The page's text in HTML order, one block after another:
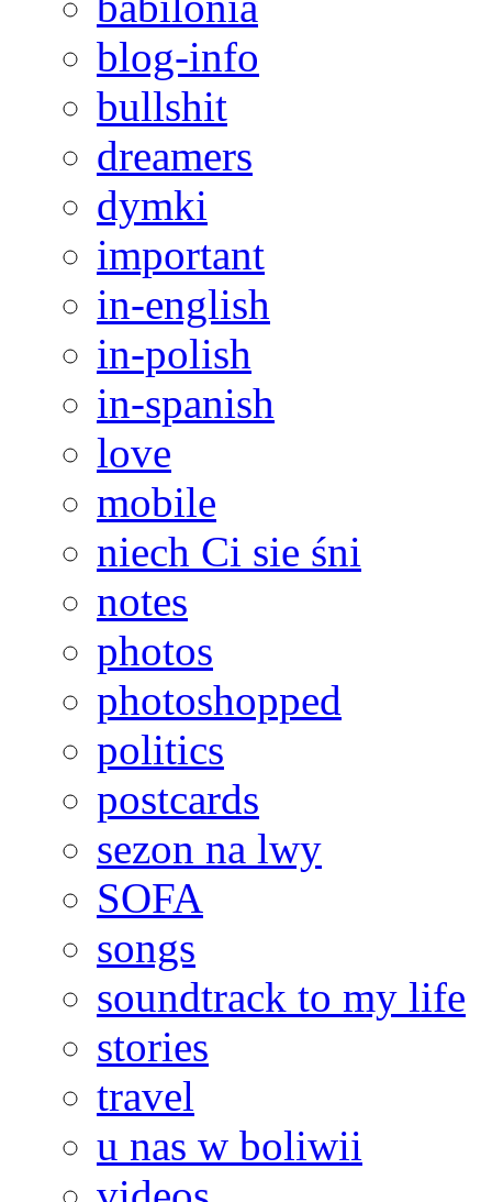
blog-info
bullshit
dreamers
dymki
important
in-english
in-polish
in-spanish
love
mobile
niech Ci sie śni
notes
photos
photoshopped
politics
postcards
sezon na lwy
SOFA
songs
soundtrack to my life
stories
travel
u nas w boliwii